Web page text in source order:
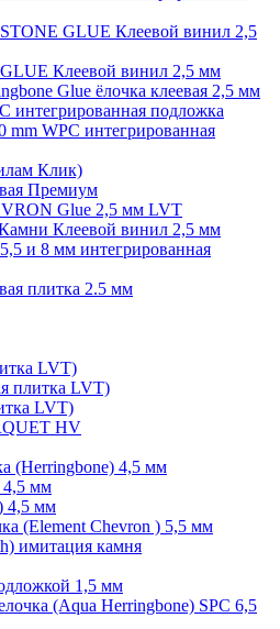
GLUE Клеевой винил 2,5
Клеевой винил 2,5 мм
Glue ёлочка клеевая 2,5 мм
подложка
WPC интегрированная
Клик)
Премиум
Glue 2,5 мм LVT
Клеевой винил 2,5 мм
и 8 мм интегрированная
плитка 2.5 мм
LVT)
плитка LVT)
LVT)
HV
(Herringbone) 4,5 мм
4,5 мм
4,5 мм
(Element Chevron ) 5,5 мм
имитация камня
1,5 мм
(Aqua Herringbone) SPC 6,5